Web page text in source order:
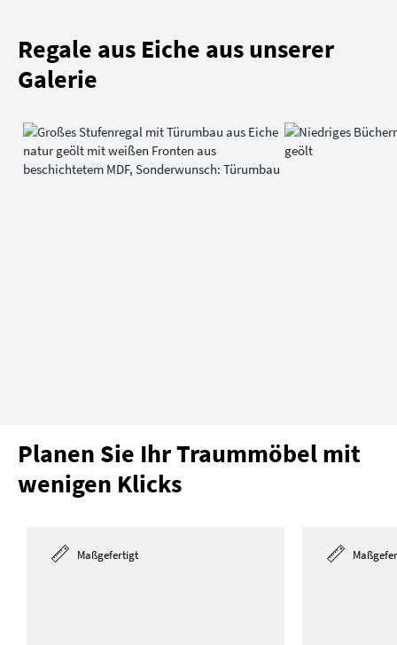
Regale aus Eiche aus unserer
Galerie
Planen Sie Ihr Traummöbel mit
wenigen Klicks
Maßgefertigt